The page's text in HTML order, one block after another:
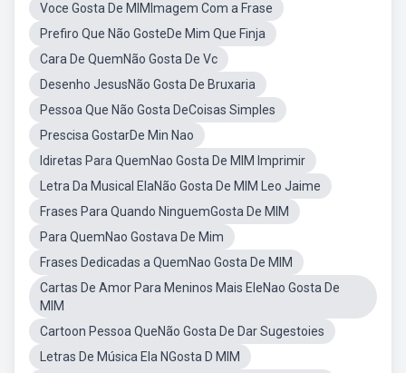
Voce Gosta De MIMImagem Com a Frase
Prefiro Que Não GosteDe Mim Que Finja
Cara De QuemNão Gosta De Vc
Desenho JesusNão Gosta De Bruxaria
Pessoa Que Não Gosta DeCoisas Simples
Prescisa GostarDe Min Nao
Idiretas Para QuemNao Gosta De MIM Imprimir
Letra Da Musical ElaNão Gosta De MIM Leo Jaime
Frases Para Quando NinguemGosta De MIM
Para QuemNao Gostava De Mim
Frases Dedicadas a QuemNao Gosta De MIM
Cartas De Amor Para Meninos Mais EleNao Gosta De
MIM
Cartoon Pessoa QueNão Gosta De Dar Sugestoies
Letras De Música Ela NGosta D MIM